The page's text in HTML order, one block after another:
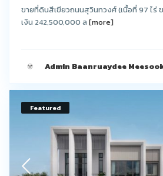
ขายที่ดินสีเขียวถนนสุวินทวงศ์ (เนื้อที่ 97 ไร่ ข
เงิน 242,500,000 ล [more]
Admin Baanruaydee
Featured